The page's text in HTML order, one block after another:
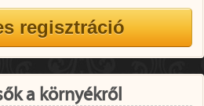
a környékről